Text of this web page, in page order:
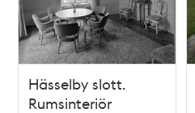
Hässelby slott.
Rumsinteriör